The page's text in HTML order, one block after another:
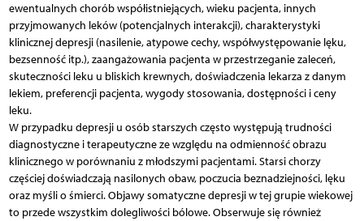
ewentualnych chorób współistniejących, wieku pacjenta, innych
przyjmowanych leków (potencjalnych interakcji), charakterystyki
klinicznej depresji (nasilenie, atypowe cechy, współwystępowanie lęku,
bezsenność itp.), zaangażowania pacjenta w przestrzeganie zaleceń,
skuteczności leku u bliskich krewnych, doświadczenia lekarza z danym
lekiem, preferencji pacjenta, wygody stosowania, dostępności i ceny
leku.
W przypadku depresji u osób starszych często występują trudności
diagnostyczne i terapeutyczne ze względu na odmienność obrazu
klinicznego w porównaniu z młodszymi pacjentami. Starsi chorzy
częściej doświadczają nasilonych obaw, poczucia beznadziejności, lęku
oraz myśli o śmierci. Objawy somatyczne depresji w tej grupie wiekowej
to przede wszystkim dolegliwości bólowe. Obserwuje się również